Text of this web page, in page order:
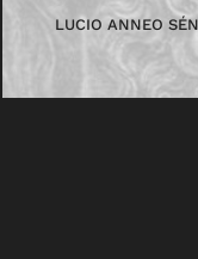
LUCIO ANNEO